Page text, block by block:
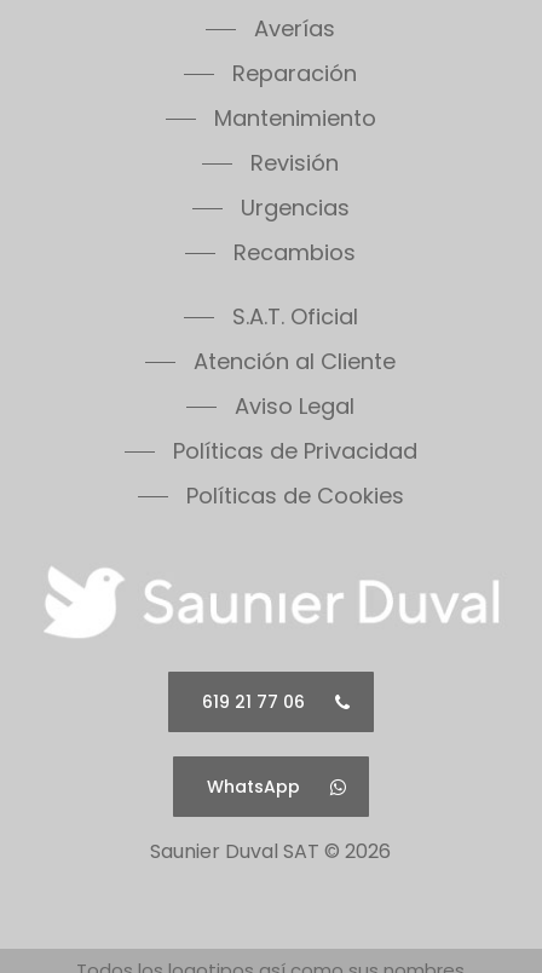
Averías
Reparación
Mantenimiento
Revisión
Urgencias
Recambios
S.A.T. Oficial
Atención al Cliente
Aviso Legal
Políticas de Privacidad
Políticas de Cookies
619 21 77 06
WhatsApp
Saunier Duval SAT ©2026